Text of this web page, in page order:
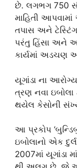
છે. લગભગ 750
માહિતી
તપાસ અને
પરંતુ હિંસા અને
કાર્યમાં અડચણ
યૂગાંડા ના
ત્રણ નવા
થયેલ કેસોની
આ પ્રકોપ
ઇબોલાનો એક
2007માં યૂગાંડા